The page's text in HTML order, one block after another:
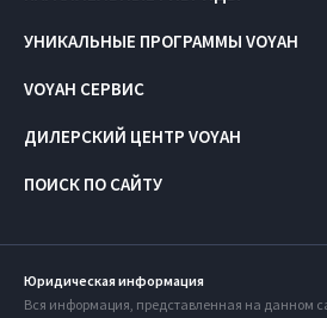
ПОИСК ПО САЙТУ
УНИКАЛЬНЫЕ ПРОГРАММЫ VOYAH
VOYAH СЕРВИС
ДИЛЕРСКИЙ ЦЕНТР VOYAH
Юридическая информация
Вся информация, представленная на данном